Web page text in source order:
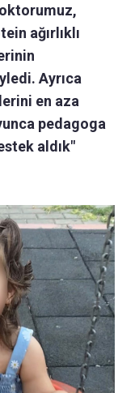
ağırlıklı
Ayrıca
en aza
pedagoga
aldık"